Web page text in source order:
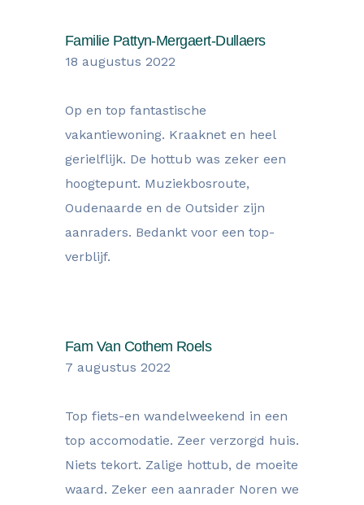
Familie Pattyn-Mergaert-Dullaers
18 augustus 2022
Op en top fantastische
vakantiewoning. Kraaknet en heel
gerielflijk. De hottub was zeker een
hoogtepunt. Muziekbosroute,
Oudenaarde en de Outsider zijn
aanraders. Bedankt voor een top-
verblijf.
Fam Van Cothem Roels
7 augustus 2022
Top fiets-en wandelweekend in een
top accomodatie. Zeer verzorgd huis.
Niets tekort. Zalige hottub, de moeite
waard. Zeker een aanrader Noren we